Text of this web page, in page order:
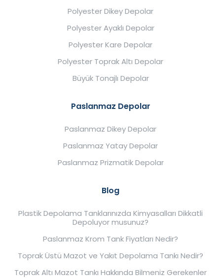
Polyester Dikey Depolar
Polyester Ayaklı Depolar
Polyester Kare Depolar
Polyester Toprak Altı Depolar
Büyük Tonajlı Depolar
Paslanmaz Depolar
Paslanmaz Dikey Depolar
Paslanmaz Yatay Depolar
Paslanmaz Prizmatik Depolar
Blog
Plastik Depolama Tanklarınızda Kimyasalları Dikkatli
Depoluyor musunuz?
Paslanmaz Krom Tank Fiyatları Nedir?
Toprak Üstü Mazot ve Yakıt Depolama Tankı Nedir?
Toprak Altı Mazot Tankı Hakkında Bilmeniz Gerekenler